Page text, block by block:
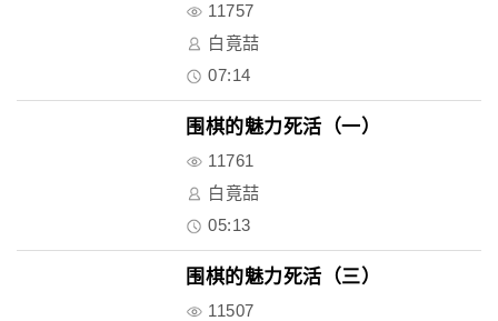
11757
白竟喆
07:14
围棋的魅力死活（一）
11761
白竟喆
05:13
围棋的魅力死活（三）
11507